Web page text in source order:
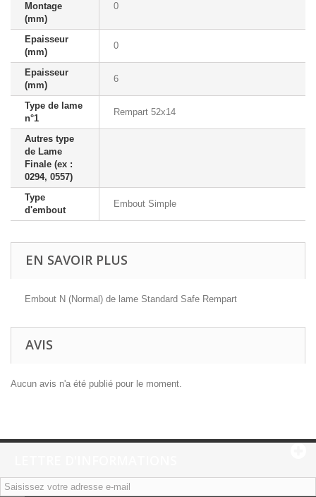
Montage
(mm)
0
Epaisseur
(mm)
0
Epaisseur
(mm)
6
Type de lame
n°1
Rempart 52x14
Autres type
de Lame
Finale (ex :
0294, 0557)
Type
d'embout
Embout Simple
EN SAVOIR PLUS
Embout N (Normal) de lame Standard Safe Rempart
AVIS
Aucun avis n'a été publié pour le moment.